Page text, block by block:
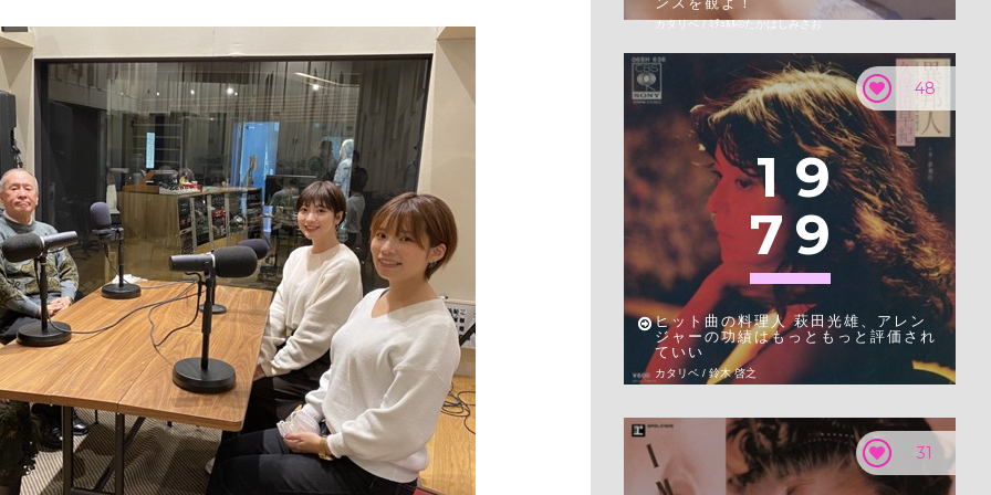
カタリベ / ﾐﾁｭﾙﾙ©︎たかはしみさお
48
1 9
79
ヒット曲の料理人 萩田光雄、アレン
ジャーの功績はもっともっと評価され
ていい
カタリベ / 鈴木 啓之
31